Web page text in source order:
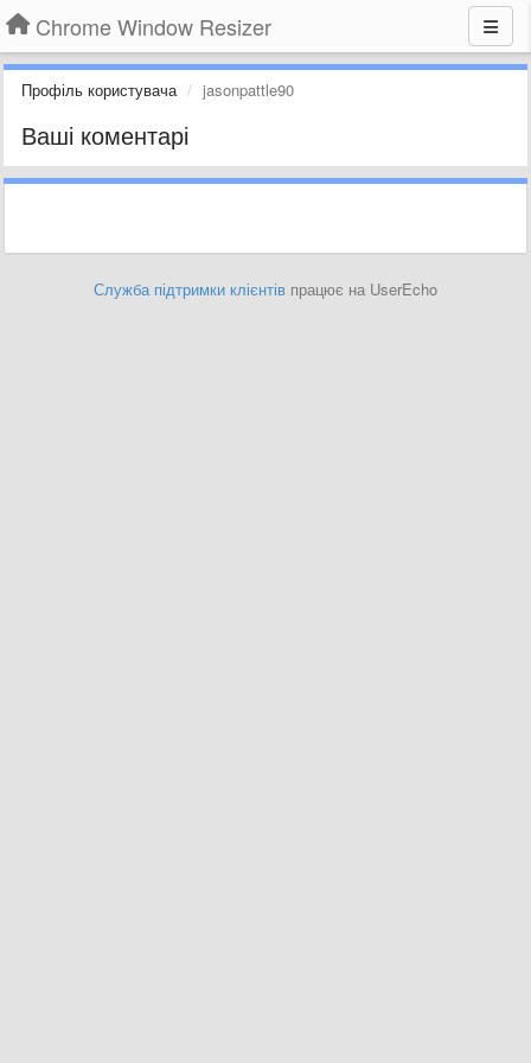
Chrome Window Resizer
Профіль користувача jasonpattle90
Ваші коментарі
Служба підтримки клієнтів працює на UserEcho